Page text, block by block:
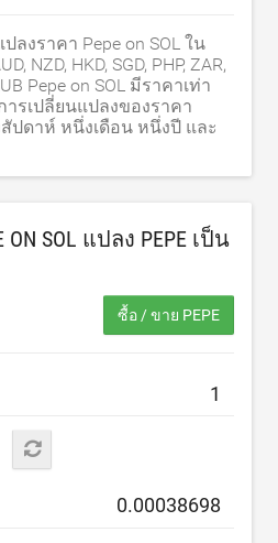
ลงราคา Pepe on SOL ใน
NZD, HKD, SGD, PHP, ZAR,
Pepe on SOL มีราคาเท่า
ารเปลี่ยนแปลงของราคา
ปดาห์ หนึ่งเดือน หนึ่งปี และ
SOL แปลง PEPE เป็น
ซื้อ / ขาย PEPE